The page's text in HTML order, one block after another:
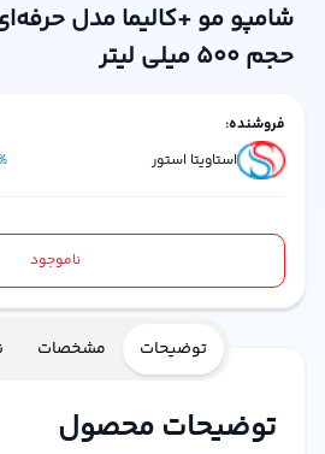
شامپو مو +کالیما مدل
حجم 500 میلی لیتر
فروشنده:
استاویتا استور
ناموجود
توضیحات مشخصات
توضیحات محصول